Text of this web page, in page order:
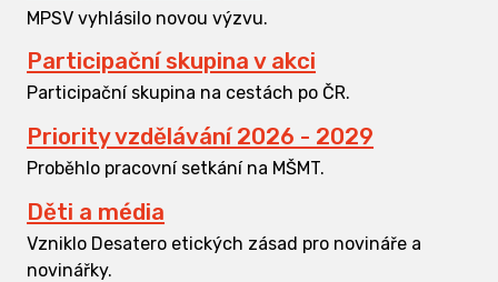
MPSV vyhlásilo novou výzvu.
Participační skupina v akci
Participační skupina na cestách po ČR.
Priority vzdělávání 2026 - 2029
Proběhlo pracovní setkání na MŠMT.
Děti a média
Vzniklo Desatero etických zásad pro novináře a
novinářky.